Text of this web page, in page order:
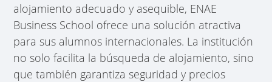
alojamiento adecuado y asequible, ENAE
Business School ofrece una solución atractiva
para sus alumnos internacionales. La institución
no solo facilita la búsqueda de alojamiento, sino
que también garantiza seguridad y precios